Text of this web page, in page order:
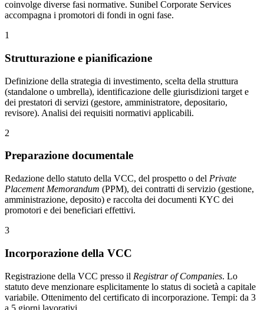
coinvolge diverse fasi normative. Sunibel Corporate Services
accompagna i promotori di fondi in ogni fase.
1
Strutturazione e pianificazione
Definizione della strategia di investimento, scelta della struttura
(standalone o umbrella), identificazione delle giurisdizioni target e
dei prestatori di servizi (gestore, amministratore, depositario,
revisore). Analisi dei requisiti normativi applicabili.
2
Preparazione documentale
Redazione dello statuto della VCC, del prospetto o del Private
Placement Memorandum (PPM), dei contratti di servizio (gestione,
amministrazione, deposito) e raccolta dei documenti KYC dei
promotori e dei beneficiari effettivi.
3
Incorporazione della VCC
Registrazione della VCC presso il Registrar of Companies. Lo
statuto deve menzionare esplicitamente lo status di società a capitale
variabile. Ottenimento del certificato di incorporazione. Tempi: da 3
a 5 giorni lavorativi.